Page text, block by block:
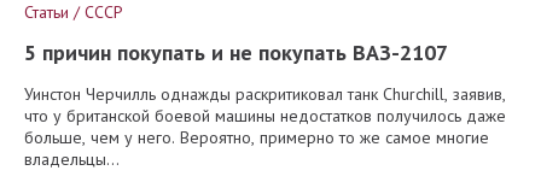
Статьи / СССР
5 причин покупать и не покупать ВАЗ-2107
Уинстон Черчилль однажды раскритиковал танк Churchill, заявив,
что у британской боевой машины недостатков получилось даже
больше, чем у него. Вероятно, примерно то же самое многие
владельцы...